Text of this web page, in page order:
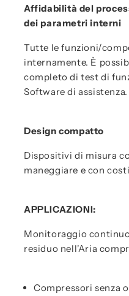
Affidabilità del
dei parametri interni
Tutte le funzioni/
internamente. È
completo di test di
Software di assistenza.
Design compatto
Dispositivi di misura
maneggiare e con
APPLICAZIONI:
Monitoraggio
residuo nell'Aria
Compressori senza